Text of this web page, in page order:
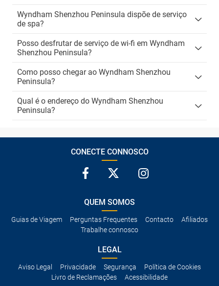
Wyndham Shenzhou Peninsula dispõe de serviço
de spa?
Posso desfrutar de serviço de wi-fi em Wyndham
Shenzhou Peninsula?
Como posso chegar ao Wyndham Shenzhou
Peninsula?
Qual é o endereço do Wyndham Shenzhou
Peninsula?
CONECTE CONNOSCO
QUEM SOMOS
Guias de Viagem Perguntas Frequentes Contacto
Afiliados
Trabalhe connosco
LEGAL
Aviso Legal Privacidade Segurança
Política de Cookies
Livro de Reclamações
Acessibilidade